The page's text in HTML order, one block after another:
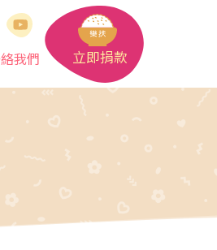
我們 立即捐款